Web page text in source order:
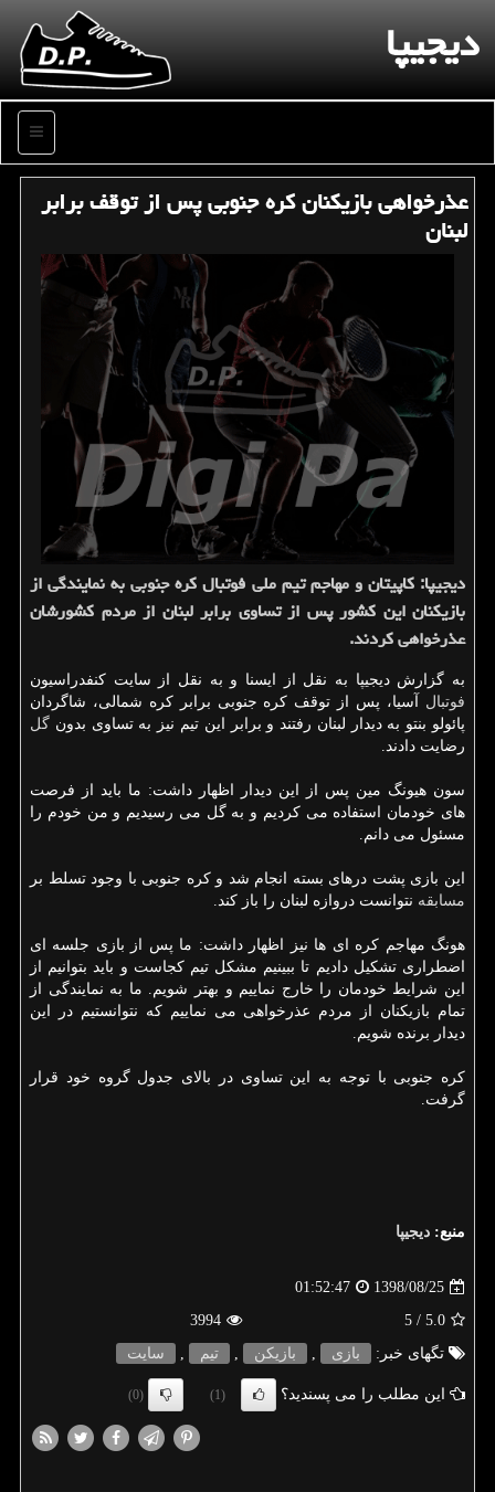
دیجیپا
منو
عذرخواهی بازیكنان كره جنوبی پس از توقف برابر
لبنان
دیجیپا: كاپیتان و مهاجم تیم ملی فوتبال كره جنوبی به نمایندگی از
بازیكنان این كشور پس از تساوی برابر لبنان از مردم كشورشان
عذرخواهی كردند.
به گزارش دیجیپا به نقل از ایسنا و به نقل از سایت كنفدراسیون
فوتبال آسیا، پس از توقف كره جنوبی برابر كره شمالی، شاگردان
پائولو بنتو به دیدار لبنان رفتند و برابر این تیم نیز به تساوی بدون گل
رضایت دادند.
سون هیونگ مین پس از این دیدار اظهار داشت: ما باید از فرصت
های خودمان استفاده می كردیم و به گل می رسیدیم و من خودم را
مسئول می دانم.
این بازی پشت درهای بسته انجام شد و كره جنوبی با وجود تسلط بر
مسابقه نتوانست دروازه لبنان را باز كند.
هونگ مهاجم كره ای ها نیز اظهار داشت: ما پس از بازی جلسه ای
اضطراری تشكیل دادیم تا ببینیم مشكل تیم كجاست و باید بتوانیم از
این شرایط خودمان را خارج نماییم و بهتر شویم. ما به نمایندگی از
تمام بازیكنان از مردم عذرخواهی می نماییم كه نتوانستیم در این
دیدار برنده شویم.
كره جنوبی با توجه به این تساوی در بالای جدول گروه خود قرار
گرفت.
منبع: دیجیپا
1398/08/25
01:52:47
5.0
/ 5
3994
تگهای خبر:
بازی , بازیكن , تیم , سایت
این مطلب را می پسندید؟ (1)
(0)